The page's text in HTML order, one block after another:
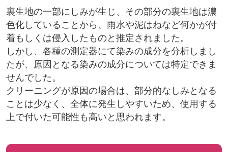
裏生地の一部にしみが生じ、その部分の裏生地は濃
色化していることから、雨水や泥はねなど何かが付
着もしくは侵入したものと推定されました。
しかし、各種の測定器にて染みの成分を分析しまし
たが、原因となる染みの成分については特定できま
せんでした。
クリーニングが原因の場合は、部分的なしみとなる
ことは少なく、全体に発生しやすいため、使用する
上で付いた可能性も高いと思われます。